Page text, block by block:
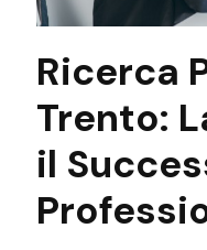
Ricerca
Trento:
il